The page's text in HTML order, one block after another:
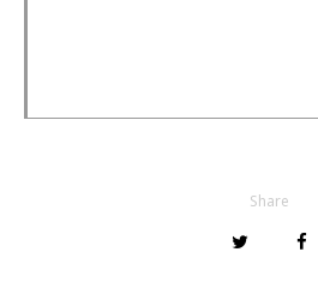
Share